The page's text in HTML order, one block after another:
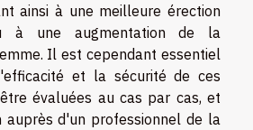
ainsi à une meilleure érection
à une augmentation de la
Il est cependant essentiel
et la sécurité de ces
évaluées au cas par cas, et
auprès d'un professionnel de la